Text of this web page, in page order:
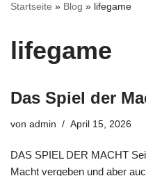
Startseite » Blog » lifegame
lifegame
Das Spiel der
von admin April 15, 2026
DAS SPIEL DER MACHT
Macht vergeben und aber